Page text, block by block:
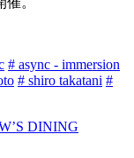
# async - immersion
# shiro takatani #